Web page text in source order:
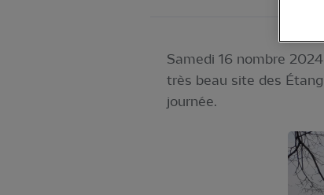
Samedi 16 nombre
très beau site des
journée.